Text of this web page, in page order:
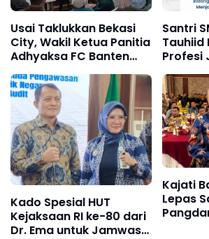
Usai Taklukkan Bekasi
City, Wakil Ketua Panitia
Adhyaksa FC Banten
Adakan Rapat
Persiapan Pertandingan
Kedua
Santri
Tauhiid
Profesi
Dr.
Kado Spesial HUT
Kejaksaan RI ke-80 dari
Dr. Ema untuk Jamwas:
Kajati
Lepas